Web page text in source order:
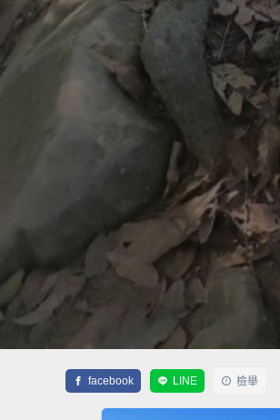
facebook LINE 檢舉